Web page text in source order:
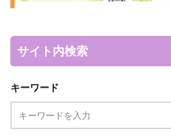
サイト内検索
キーワード